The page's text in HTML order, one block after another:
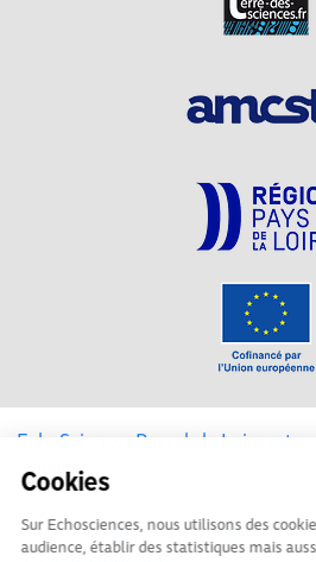
Cookies
Sur Echosciences, nous utilisons des
audience, établir des statistiques mais
EchoSciences Pays de la Loire est
Sciences
Mentions légales|Politique de